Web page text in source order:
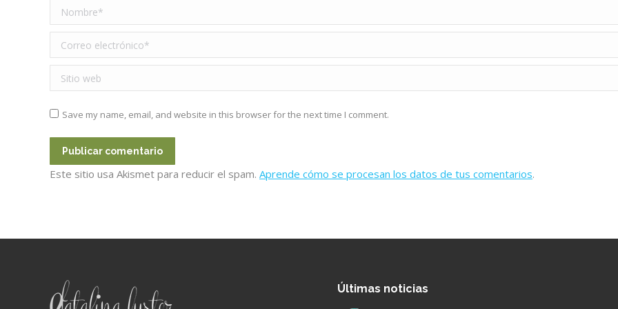
Nombre *
Correo electrónico *
Sitio web
Save my name, email, and website in this browser for the next time I comment.
Publicar comentario
Este sitio usa Akismet para reducir el spam. Aprende cómo se procesan los datos de tus comentarios.
Últimas noticias